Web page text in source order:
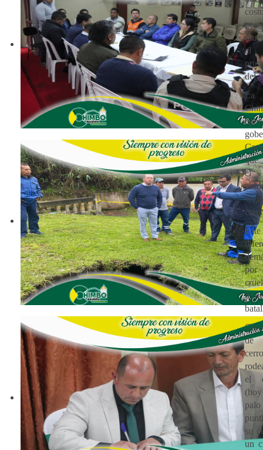
por
al
del
La
que
el
por
de
el
su
un